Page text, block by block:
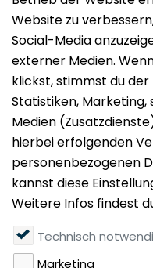
Impressum
Datenschutz
Nutzungsbedingungen
Mieten
Vermieten
Über uns
Presse